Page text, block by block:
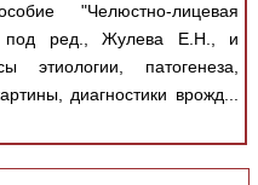
"Челюстно-лицевая
под ред., Жулева Е.Н., и
этиологии, патогенеза,
диагностики врожд...